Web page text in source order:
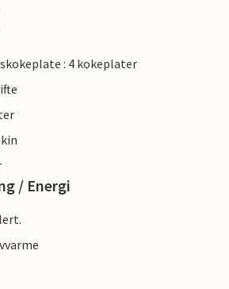
: 4 kokeplater
/ Energi